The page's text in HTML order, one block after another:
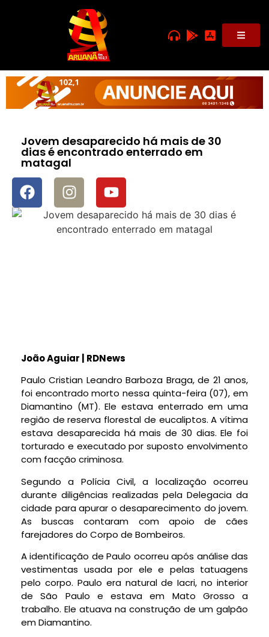
Jovem desaparecido há mais de 30
dias é encontrado enterrado em
matagal
João Aguiar | RDNews
Paulo Cristian Leandro Barboza Braga, de 21 anos,
foi encontrado morto nessa quinta-feira (07), em
Diamantino (MT). Ele estava enterrado em uma
região de reserva florestal de eucaliptos. A vítima
estava desaparecida há mais de 30 dias. Ele foi
torturado e executado por suposto envolvimento
com facção criminosa.
Segundo a Polícia Civil, a localização ocorreu
durante diligências realizadas pela Delegacia da
cidade para apurar o desaparecimento do jovem.
As buscas contaram com apoio de cães
farejadores do Corpo de Bombeiros.
A identificação de Paulo ocorreu após análise das
vestimentas usada por ele e pelas tatuagens
pelo corpo. Paulo era natural de Iacri, no interior
de São Paulo e estava em Mato Grosso a
trabalho. Ele atuava na construção de um galpão
em Diamantino.